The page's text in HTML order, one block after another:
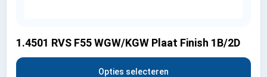
1.4501 RVS F55 WGW/KGW Plaat Finish 1B/2D
Opties selecteren